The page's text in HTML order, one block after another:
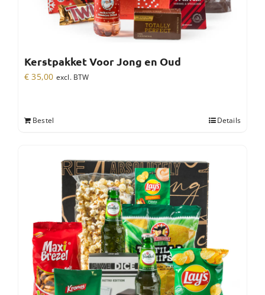
Kerstpakket Voor Jong en Oud
€ 35,00 excl. BTW
Bestel Details